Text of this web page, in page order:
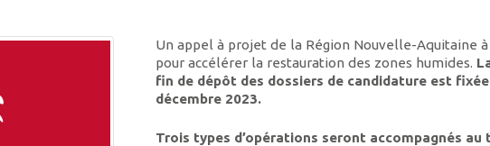
Un appel à projet de la Région Nouvelle-Aquitaine
pour accélérer la restauration des zones humides.
fin de dépôt des dossiers de candidature est fixée
décembre 2023.
Trois types d’opérations seront accompagnés au